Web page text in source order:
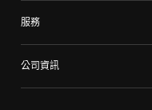
服務
公司資訊